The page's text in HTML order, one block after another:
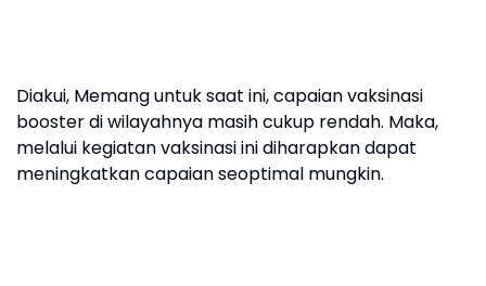
Diakui, Memang untuk saat ini, capaian vaksinasi
booster di wilayahnya masih cukup rendah. Maka,
melalui kegiatan vaksinasi ini diharapkan dapat
meningkatkan capaian seoptimal mungkin.